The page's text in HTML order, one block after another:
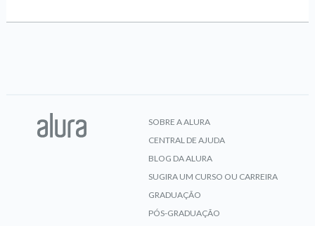
SOBRE A ALURA
CENTRAL DE AJUDA
BLOG DA ALURA
SUGIRA UM CURSO OU CARREIRA
GRADUAÇÃO
PÓS-GRADUAÇÃO